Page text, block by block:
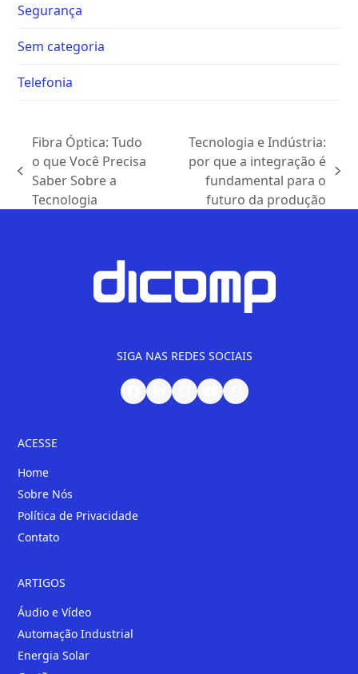
Segurança
Sem categoria
Telefonia
Fibra Óptica: Tudo
o que Você Precisa
Saber Sobre a
Tecnologia
Tecnologia e Indústria:
por que a integração é
fundamental para o
futuro da produção
SIGA NAS REDES SOCIAIS
ACESSE
Home
Sobre Nós
Política de Privacidade
Contato
ARTIGOS
Áudio e Vídeo
Automação Industrial
Energia Solar